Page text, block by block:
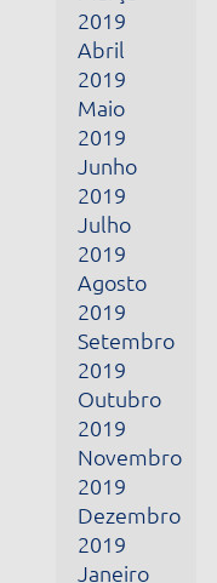
Julho
2019
Agosto
2019
Setembro
2019
Outubro
2019
Novembro
2019
Dezembro
2019
Janeiro
2020
Fevereiro
2020
Março
2020
Abril
2020
Maio